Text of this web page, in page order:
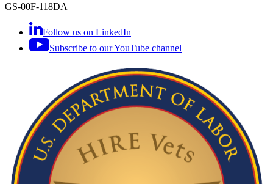
GS-00F-118DA
Follow us on LinkedIn
Subscribe to our YouTube channel